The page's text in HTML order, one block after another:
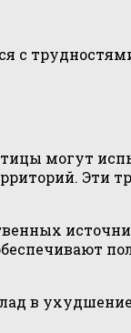
с
могут
Эти
в